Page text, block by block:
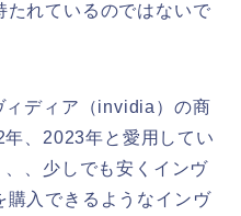
たれているのではないで
ィディア（invidia）の商
、2023年と愛用してい
、、少しでも安くインヴ
入できるようなインヴ